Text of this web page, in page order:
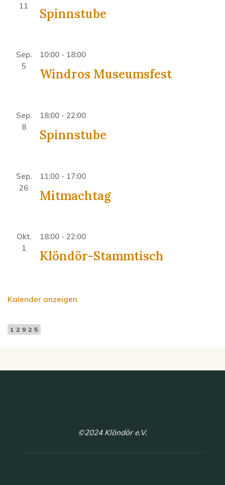
11
Spinnstube
Sep.
5
10:00 - 18:00
Windros Museumsfest
Sep.
8
18:00 - 22:00
Spinnstube
Sep.
26
11:00 - 17:00
Mitmachtag
Okt.
1
18:00 - 22:00
Klöndör-Stammtisch
Kalender anzeigen
12925
©2024 Klöndör e.V.